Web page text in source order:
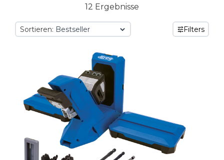
12 Ergebnisse
Sortieren: Filters